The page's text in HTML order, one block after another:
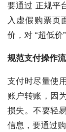
要通过 正规平
入虚假购票页
价，对 “超低价
规范支付操作
支付时尽量使
账户转账，因
损失。不要轻
信息，要通过